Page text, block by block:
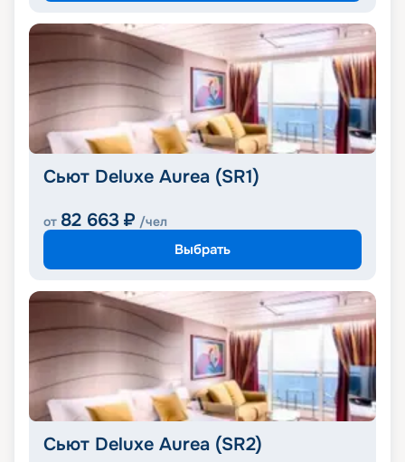
Сьют Deluxe Aurea (SR1)
от 82 663 ₽ /чел
Выбрать
Сьют Deluxe Aurea (SR2)